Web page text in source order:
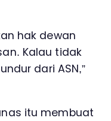
hak dewan
Kalau tidak
dari ASN,”
itu membuat